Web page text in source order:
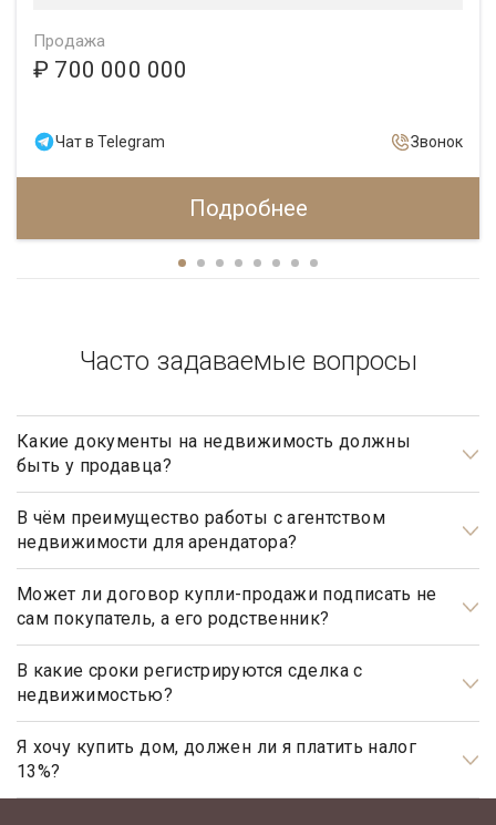
Продажа
₽ 700 000 000
Чат в Telegram Звонок
Подробнее
Часто задаваемые вопросы
Какие документы на недвижимость должны
быть у продавца?
Документами, подтверждающими право собственности
продавца, являются: свидетельство о государственной
регистрации права, а также правоустанавливающие
документы, такие как договор купли-продажи, мены,
дарения, передачи в собственность (приватизации),
свидетельство о праве на наследство (по закону, по
завещанию, решению суда и пр.).
В чём преимущество работы с агентством
недвижимости для арендатора?
Арендаторы элитной недвижимости почти всегда очень
занятые люди, у которых абсолютно нет времени на поиски
подходящего им дома. Обращаясь в агентство элитной
недвижимости «Garda Estate», арендатору гарантирован
индивидуальный подход и высокий уровень сервиса.
Профессиональные риэлторы подберут, предложат и
покажут только те варианты недвижимости, которые
полностью соответствуют запросам арендатора.
Может ли договор купли-продажи подписать не
сам покупатель, а его родственник?
Может, но для этого необходимо иметь действующую
нотариально заверенную доверенность.
В какие сроки регистрируются сделка с
недвижимостью?
Общим сроком для регистрации прав на недвижимое
имущество и сделок с ним является один месяц. Некоторые
виды регистрационных действий осуществляются в более
короткие сроки.
Я хочу купить дом, должен ли я платить налог
13%?
Нет, не должны. Платить налог 13% будет только продавец,